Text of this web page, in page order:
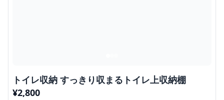
トイレ収納 すっきり収まるトイレ上収納棚
¥2,800